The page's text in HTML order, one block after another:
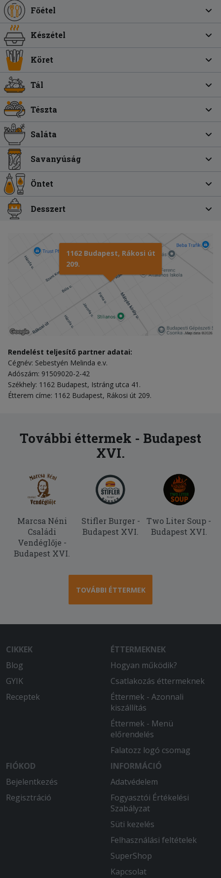
Főétel
Készétel
Köret
Tál
Tészta
Saláta
Savanyúság
Öntet
Desszert
1162 Budapest, Rákosi út
209.
Rendelést teljesítő partner adatai:
Cégnév: Sebestyén Melinda e.v.
Adószám: 91509020-2-42
Székhely: 1162 Budapest, Istráng utca 41.
Étterem címe: 1162 Budapest, Rákosi út 209.
További éttermek - Budapest
XVI.
Marcsa Néni
Családi
Vendéglője -
Budapest XVI.
Stifler Burger -
Budapest XVI.
Two Liter Soup -
Budapest XVI.
TOVÁBBI ÉTTERMEK
CIKKEK
Blog
GYIK
Receptek
ÉTTERMEKNEK
Hogyan működik?
Csatlakozás éttermeknek
Éttermek - Azonnali
kiszállítás
Éttermek - Menü
előrendelés
Falatozz logó csomag
FIÓKOD
Bejelentkezés
Regisztráció
INFORMÁCIÓ
Adatvédelem
Fogyasztói Értékelési
Szabályzat
Süti kezelés
Felhasználási feltételek
SuperShop
Kapcsolat